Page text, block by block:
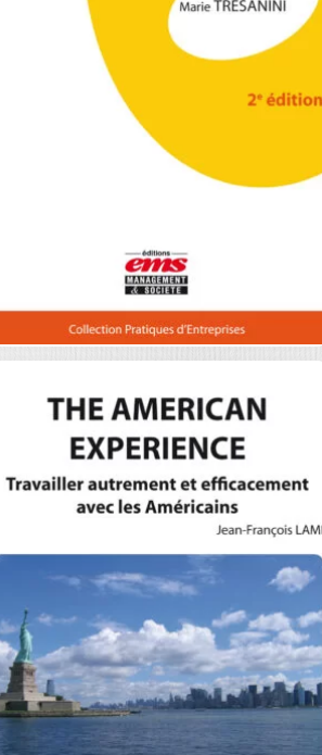
EVALUER LES
COMPÉTENCES –
2E ÉDITION
MARIE TRESANINI